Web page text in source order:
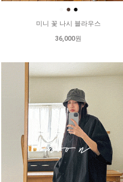
● ●
미니 꽃 나시 블라우스
36,000원